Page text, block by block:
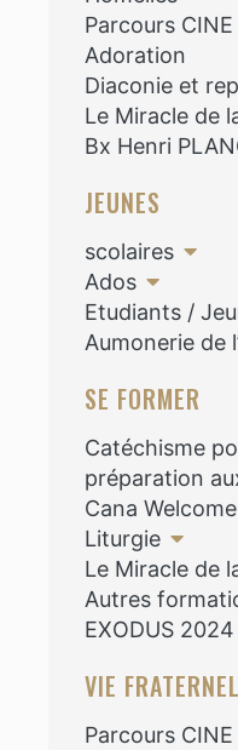
Parcours CINE
Adoration
Diaconie et
Le Miracle de
Bx Henri
JEUNES
scolaires
Ados
Etudiants /
Aumonerie de
SE FORMER
Catéchisme
préparation
Cana Welcome
Liturgie
Le Miracle de
Autres
EXODUS 2024
VIE
Parcours CINE